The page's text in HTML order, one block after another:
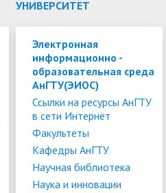
УНИВЕРСИТЕТ
Электронная
информационно -
образовательная среда
АнГТУ(ЭИОС)
Ссылки на ресурсы АнГТУ
в сети Интернет
Факультеты
Кафедры АнГТУ
Научная библиотека
Наука и инновации